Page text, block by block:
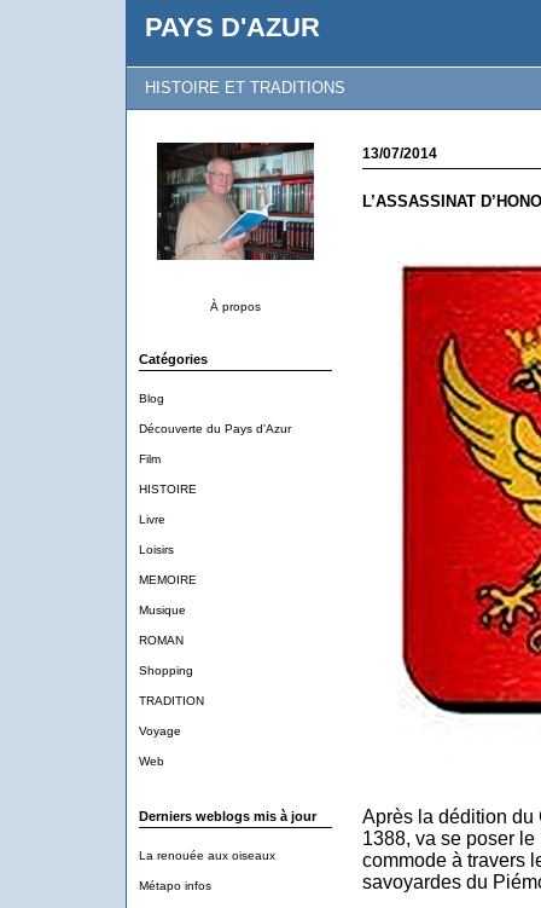
PAYS D'AZUR
HISTOIRE ET TRADITIONS
À propos
Catégories
Blog
Découverte du Pays d'Azur
Film
HISTOIRE
Livre
Loisirs
MEMOIRE
Musique
ROMAN
Shopping
TRADITION
Voyage
Web
Derniers weblogs mis à jour
La renouée aux oiseaux
Métapo infos
13/07/2014
L’ASSASSINAT
Après la dédition du
1388, va se poser le
commode à travers
savoyardes du